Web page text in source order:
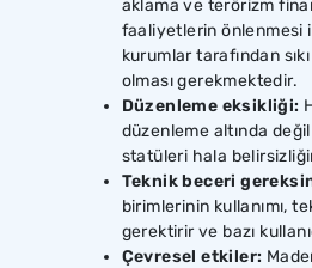
aklama ve terörizm
faaliyetlerin önlenmesi
kurumlar tarafından
olması gerekmektedir.
Düzenleme eksikliği:
düzenleme altında
statüleri hala
Teknik beceri
birimlerinin kullanımı,
gerektirir ve bazı
Çevresel etkiler: